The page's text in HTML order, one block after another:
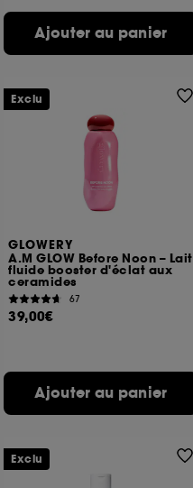
Ajouter au panier
GLOWERY
A.M GLOW Before Noon – Lait
fluide booster d'éclat aux
ceramides
67
39,00€
Ajouter au panier
Exclu
Exclu